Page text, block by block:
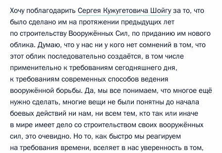
Хочу поблагодарить Сергея Кужугетовича Шойгуза то, что
было сделано им на протяжении предыдущих лет
по строительству Вооружённых Сил, по приданию им нового
облика. Думаю, что у нас ни у кого нет сомнений в том, что
этот облик последовательно создаётся, в том числе
применительно к требованиям сегодняшнего дня,
к требованиям современных способов ведения
вооружённой борьбы. Да, мы все понимаем, что многое ещё
нужно сделать, многие вещи не были понятны до начала
боевых действий ни нам, ни всем тем, кто так или иначе
в мире имеет дело со строительством своих вооружённых
сил, это очевидно. Но то, как быстро мы реагируем
на требования времени, вселяет в нас уверенность в том,